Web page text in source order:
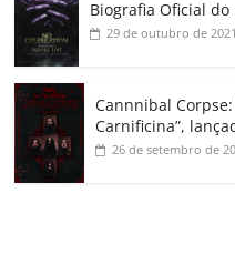
Biografia Oficial do
29 de outubro de 2021
Cannnibal
Carnificina”,
26 de setembro de